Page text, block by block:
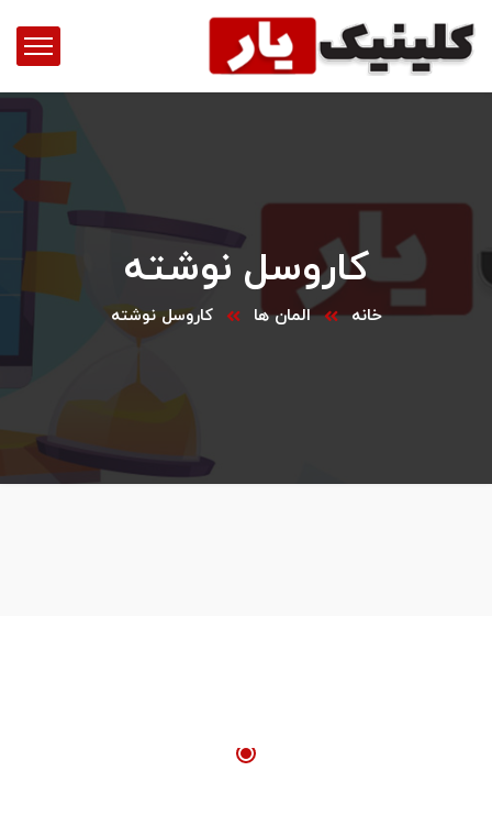
کاروسل نوشته
خانه المان ها کاروسل نوشته